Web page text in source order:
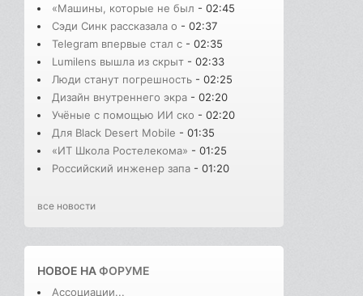
«Машины, которые не был - 02:45
Сэди Синк рассказала о - 02:37
Telegram впервые стал с - 02:35
Lumilens вышла из скрыт - 02:33
Люди станут погрешность - 02:25
Дизайн внутреннего экра - 02:20
Учёные с помощью ИИ ско - 02:20
Для Black Desert Mobile - 01:35
«ИТ Школа Ростелекома» - 01:25
Российский инженер запа - 01:20
все новости
НОВОЕ НАФОРУМЕ
Ассоциации...